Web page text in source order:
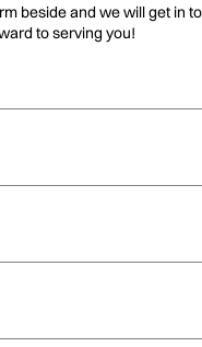
beside and we will get in
to serving you!